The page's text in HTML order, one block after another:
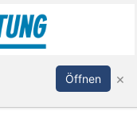
Anmelden
Öffnen ×